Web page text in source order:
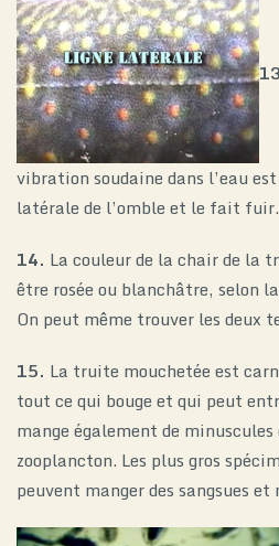
vibration soudaine dans l’eau
latérale de l’omble et le fait fuir.
14. La couleur de la chair de la
être rosée ou blanchâtre, selon
On peut même trouver les deux
15. La truite mouchetée est
tout ce qui bouge et qui peut
mange également de
zooplancton. Les plus gros
peuvent manger des sangsues et